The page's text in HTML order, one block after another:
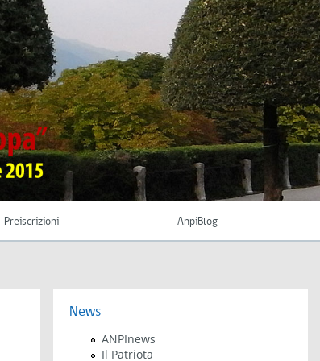
Preiscrizioni AnpiBlog
News
ANPInews
Il Patriota